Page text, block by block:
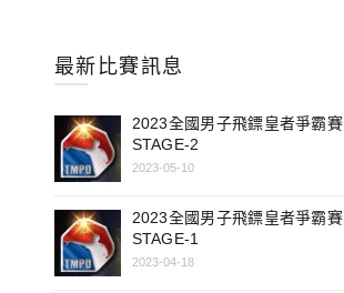
最新比賽訊息
2023全國男子飛鏢皇者爭霸賽
STAGE-2
2023-05-10
2023全國男子飛鏢皇者爭霸賽
STAGE-1
2023-04-18